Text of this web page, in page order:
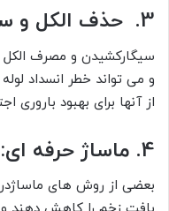
3. حذف الکل و سیگار :
سیگارکشیدن و مصرف
و می تواند خطر انسداد
از آنها برای بهبود باروری
4. ماساژ حرفه ای:
بعضی از روش های